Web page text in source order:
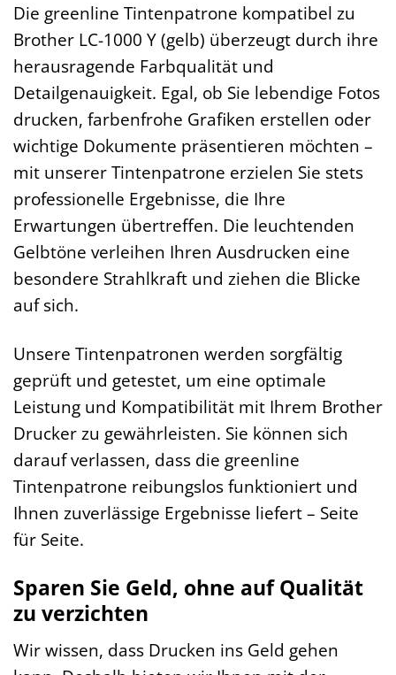
Die greenline Tintenpatrone kompatibel zu
Brother LC-1000 Y (gelb) überzeugt durch ihre
herausragende Farbqualität und
Detailgenauigkeit. Egal, ob Sie lebendige Fotos
drucken, farbenfrohe Grafiken erstellen oder
wichtige Dokumente präsentieren möchten –
mit unserer Tintenpatrone erzielen Sie stets
professionelle Ergebnisse, die Ihre
Erwartungen übertreffen. Die leuchtenden
Gelbtöne verleihen Ihren Ausdrucken eine
besondere Strahlkraft und ziehen die Blicke
auf sich.
Unsere Tintenpatronen werden sorgfältig
geprüft und getestet, um eine optimale
Leistung und Kompatibilität mit Ihrem Brother
Drucker zu gewährleisten. Sie können sich
darauf verlassen, dass die greenline
Tintenpatrone reibungslos funktioniert und
Ihnen zuverlässige Ergebnisse liefert – Seite
für Seite.
Sparen Sie Geld, ohne auf Qualität
zu verzichten
Wir wissen, dass Drucken ins Geld gehen